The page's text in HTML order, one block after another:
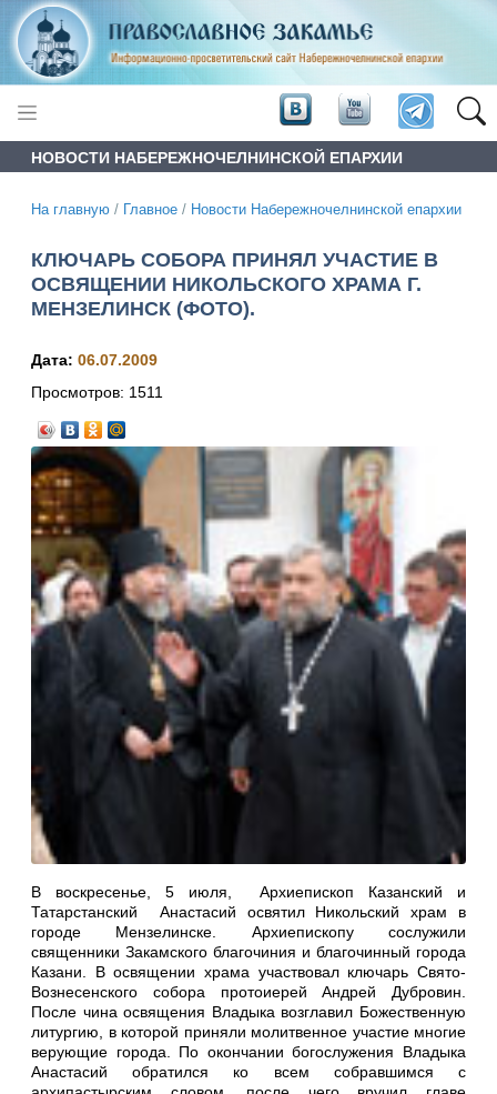
НОВОСТИ НАБЕРЕЖНОЧЕЛНИНСКОЙ ЕПАРХИИ
На главную / Главное / Новости Набережночелнинской епархии
КЛЮЧАРЬ СОБОРА ПРИНЯЛ УЧАСТИЕ В
ОСВЯЩЕНИИ НИКОЛЬСКОГО ХРАМА Г.
МЕНЗЕЛИНСК (ФОТО).
Дата: 06.07.2009
Просмотров: 1511
В воскресенье, 5 июля, Архиепископ Казанский и
Татарстанский Анастасий освятил Никольский храм в
городе Мензелинске. Архиепископу сослужили
священники Закамского благочиния и благочинный города
Казани. В освящении храма участвовал ключарь Свято-
Вознесенского собора протоиерей Андрей Дубровин.
После чина освящения Владыка возглавил Божественную
литургию, в которой приняли молитвенное участие многие
верующие города. По окончании богослужения Владыка
Анастасий обратился ко всем собравшимся с